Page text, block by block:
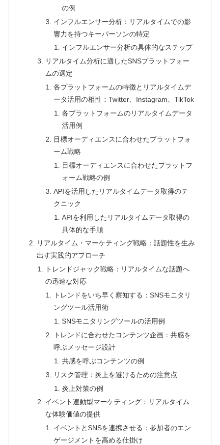
の例
インフルエンサー分析：リアルタイムでの影
響力を持つキーパーソンの特定
インフルエンサー分析の具体的なステップ
リアルタイム分析に適したSNSプラットフォー
ムの選定
各プラットフォームの特徴とリアルタイムデ
ータ活用の相性：Twitter、Instagram、TikTok
各プラットフォームのリアルタイムデータ
活用例
目標オーディエンスに合わせたプラットフォ
ーム戦略
目標オーディエンスに合わせたプラットフ
ォーム戦略の例
APIを活用したリアルタイムデータ取得のテ
クニック
APIを利用したリアルタイムデータ取得の
具体的な手順
リアルタイム・マーケティング戦略：話題性を生み
出す実践的アプローチ
トレンドジャック戦略：リアルタイムな話題へ
の迅速な対応
トレンドをいち早く察知する：SNSモニタリ
ングツール活用術
SNSモニタリングツールの活用例
トレンドに合わせたコンテンツ企画：共感を
呼ぶメッセージ設計
共感を呼ぶコンテンツの例
リスク管理：炎上を避けるための注意点
炎上対策の例
イベント連動型マーケティング：リアルタイム
な体験価値の提供
イベントとSNSを連携させる：参加者のエン
ゲージメントを高める仕掛け